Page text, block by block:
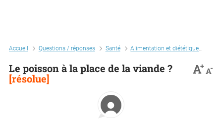
Accueil Questions / réponses Santé Alimentation et diététique
Le poisson à la place de la viande ?
[résolue]
A+A-